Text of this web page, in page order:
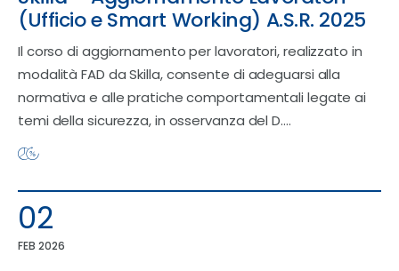
(Ufficio e Smart Working) A.S.R. 2025
Il corso di aggiornamento per lavoratori, realizzato in
modalità FAD da Skilla, consente di adeguarsi alla
normativa e alle pratiche comportamentali legate ai
temi della sicurezza, in osservanza del D.…
02
FEB 2026